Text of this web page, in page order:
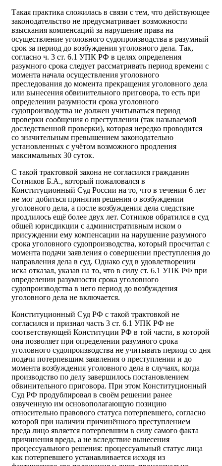
Такая практика сложилась в связи с тем, что действующее
законодательство не предусматривает возможности
взыскания компенсаций за нарушение права на
осуществление уголовного судопроизводства в разумный
срок за период до возбуждения уголовного дела. Так,
согласно ч. 3 ст. 6.1 УПК РФ в целях определения
разумного срока следует рассматривать период времени с
момента начала осуществления уголовного
преследования до момента прекращения уголовного дела
или вынесения обвинительного приговора, то есть при
определении разумности срока уголовного
судопроизводства не должен учитываться период
проверки сообщения о преступлении (так называемой
доследственной проверки), которая нередко проводится
со значительным превышением законодательно
установленных с учётом возможного продления
максимальных 30 суток.
С такой трактовкой закона не согласился гражданин
Сотников Б.А., который пожаловался в
Конституционный Суд России на то, что в течении 6 лет
не мог добиться принятия решения о возбуждении
уголовного дела, а после возбуждения дела следствие
продлилось ещё более двух лет. Сотников обратился в суд
общей юрисдикции с административным иском о
присуждении ему компенсации на нарушение разумного
срока уголовного судопроизводства, который просчитал с
момента подачи заявления о совершении преступления до
направления дела в суд. Однако суд в удовлетворении
иска отказал, указав на то, что в силу ст. 6.1 УПК РФ при
определении разумности срока уголовного
судопроизводства в него период до возбуждения
уголовного дела не включается.
Конституционный Суд РФ с такой трактовкой не
согласился и признал часть 3 ст. 6.1 УПК РФ не
соответствующей Конституции РФ в той части, в которой
она позволяет при определении разумного срока
уголовного судопроизводства не учитывать период со дня
подачи потерпевшим заявления о преступлении и до
момента возбуждения уголовного дела в случаях, когда
производство по делу завершилось постановлением
обвинительного приговора. При этом Конституционный
Суд РФ продублировал в своём решении ранее
озвученную им основополагающую позицию
относительно правового статуса потерпевшего, согласно
которой при наличии причинённого преступлением
вреда лицо является потерпевшим в силу самого факта
причинения вреда, а не вследствие вынесения
процессуального решения: процессуальный статус лица
как потерпевшего устанавливается исходя из